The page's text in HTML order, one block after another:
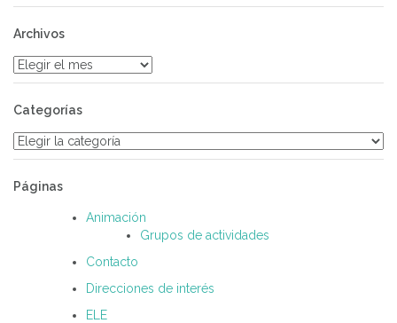
Archivos
Archivos
Categorías
Categorías
Páginas
Animación
Grupos de actividades
Contacto
Direcciones de interés
ELE